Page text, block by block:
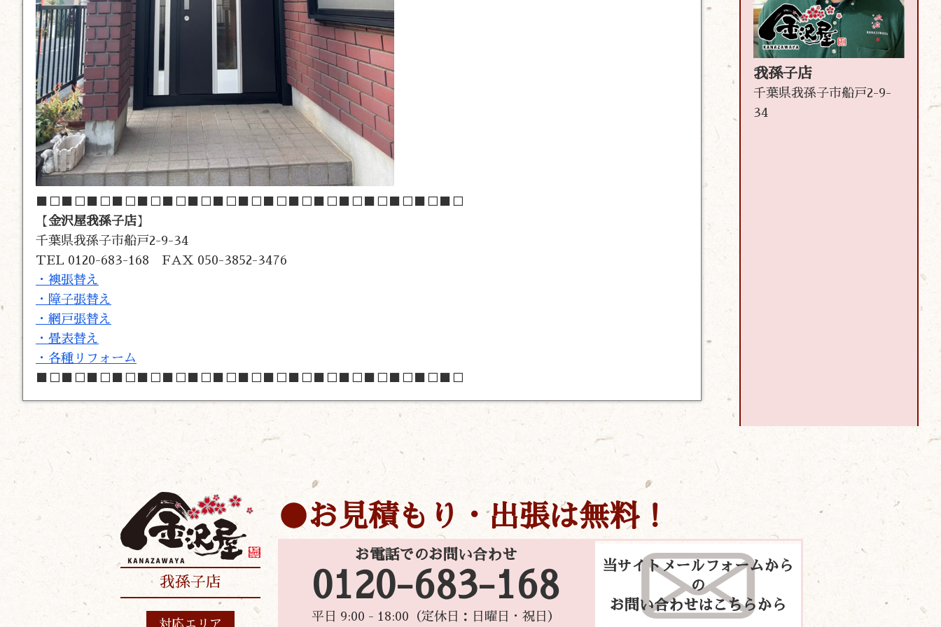
■□■□■□■□■□■□■□■□■□■□■□■□■□■□■□■□■□
【 金沢屋我孫子店 】
千葉県我孫子市船戸2-9-34
TEL 0120-683-168 FAX 050-3852-3476
・襖張替え
・障子張替え
・網戸張替え
・畳表替え
・各種リフォーム
■□■□■□■□■□■□■□■□■□■□■□■□■□■□■□■□■□
我孫子店
千葉県我孫子市船戸2-9-
34
我孫子店
対応エリア
お見積もり・出張は無料！
お電話でのお問い合わせ
0120-683-168
平日 9:00 - 18:00（定休日：日曜日・祝日）
当サイトメールフォームから
の
お問い合わせはこちらから